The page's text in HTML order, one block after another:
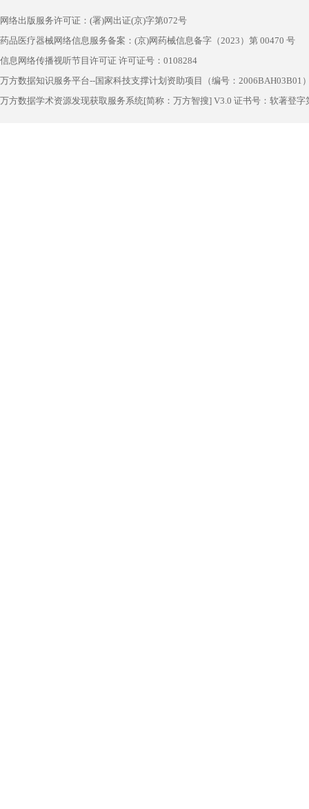
网络出版服务许可证：(署)网出证(京)字第072号
药品医疗器械网络信息服务备案：(京)网药械信息备字（2023）第 00470 号
信息网络传播视听节目许可证 许可证号：0108284
万方数据知识服务平台--国家科技支撑计划资助项目（编号：2006BAH03B01
万方数据学术资源发现获取服务系统[简称：万方智搜] V3.0 证书号：软著登字